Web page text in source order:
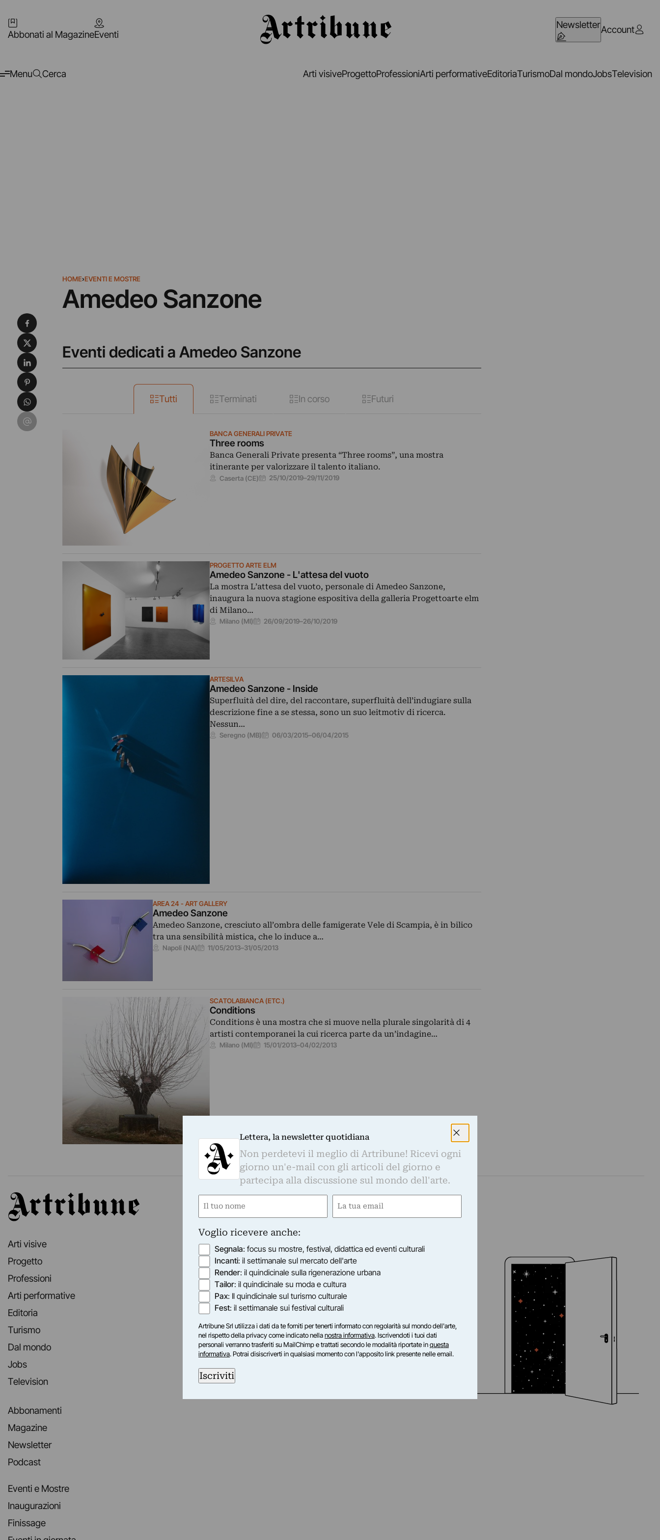
Abbonati al MagazineEventi
NewsletterAccount
Menu Cerca Arti visiveProgettoProfessioniArti performativeEditoriaTurismoDal mondoJobsTelevision
HOME›EVENTI E MOSTRE
Amedeo Sanzone
Eventi dedicati a Amedeo Sanzone
Tutti Terminati In corso Futuri
BANCA GENERALI PRIVATE
Three rooms
Banca Generali Private presenta “Three rooms”, una mostra
itinerante per valorizzare il talento italiano.
Caserta (CE) 25/10/2019–29/11/2019
PROGETTO ARTE ELM
Amedeo Sanzone - L'attesa del vuoto
La mostra L’attesa del vuoto, personale di Amedeo Sanzone,
inaugura la nuova stagione espositiva della galleria Progettoarte elm
di Milano…
Milano (MI) 26/09/2019–26/10/2019
ARTESILVA
Amedeo Sanzone - Inside
Superfluità del dire, del raccontare, superfluità dell’indugiare sulla
descrizione fine a se stessa, sono un suo leitmotiv di ricerca.
Nessun…
Seregno (MB) 06/03/2015–06/04/2015
AREA 24 - ART GALLERY
Amedeo Sanzone
Amedeo Sanzone, cresciuto all’ombra delle famigerate Vele di Scampia, è in bilico
tra una sensibilità mistica, che lo induce a…
Napoli (NA) 11/05/2013–31/05/2013
SCATOLABIANCA (ETC.)
Conditions
Conditions è una mostra che si muove nella plurale singolarità di 4
artisti contemporanei la cui ricerca parte da un’indagine…
Milano (MI) 15/01/2013–04/02/2013
Condividi su Facebook
Condividi su X
Condividi su LinkedIn
Condividi su Pinterest
Condividi su WhatsApp
Condividi su Email
Artribune
Arti visive
Progetto
Professioni
Arti performative
Editoria
Turismo
Dal mondo
Jobs
Television
Abbonamenti
Magazine
Newsletter
Podcast
Eventi e Mostre
Inaugurazioni
Finissage
Lettera, la newsletter quotidiana
Non perdetevi il meglio di Artribune! Ricevi ogni
giorno un'e-mail con gli articoli del giorno e
partecipa alla discussione sul mondo dell'arte.
Nome
Email
Voglio ricevere anche:
Segnala: focus su mostre, festival, didattica ed eventi culturali
Incanti: il settimanale sul mercato dell'arte
Render: il quindicinale sulla rigenerazione urbana
Tailor: il quindicinale su moda e cultura
Pax: Il quindicinale sul turismo culturale
Fest: il settimanale sui festival culturali
Artribune Srl utilizza i dati da te forniti per tenerti informato con regolarità sul mondo dell'arte,
nel rispetto della privacy come indicato nellanostra informativa. Iscrivendoti i tuoi dati
personali verranno trasferiti su MailChimp e trattati secondo le modalità riportate inquesta
informativa. Potrai disiscriverti in qualsiasi momento con l'apposito link presente nelle email.
Iscriviti